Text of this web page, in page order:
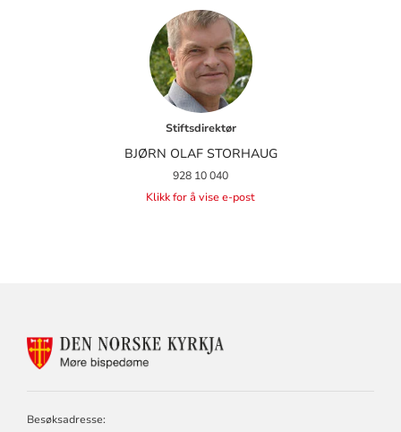
Stiftsdirektør
BJØRN OLAF STORHAUG
928 10 040
Klikk for å vise e-post
KONTAKTINFORMASJON
Besøksadresse: